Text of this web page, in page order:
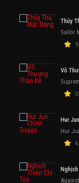
Thủy
Sailor
Vô
0
Hur
Hur
6
Nghịch